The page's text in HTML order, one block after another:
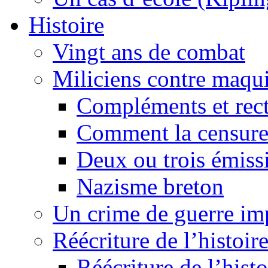
Histoire
Vingt ans de combat
Miliciens contre
Compléments et
Comment la
Deux ou trois
Nazisme breton
Un crime de guerre
Réécriture de